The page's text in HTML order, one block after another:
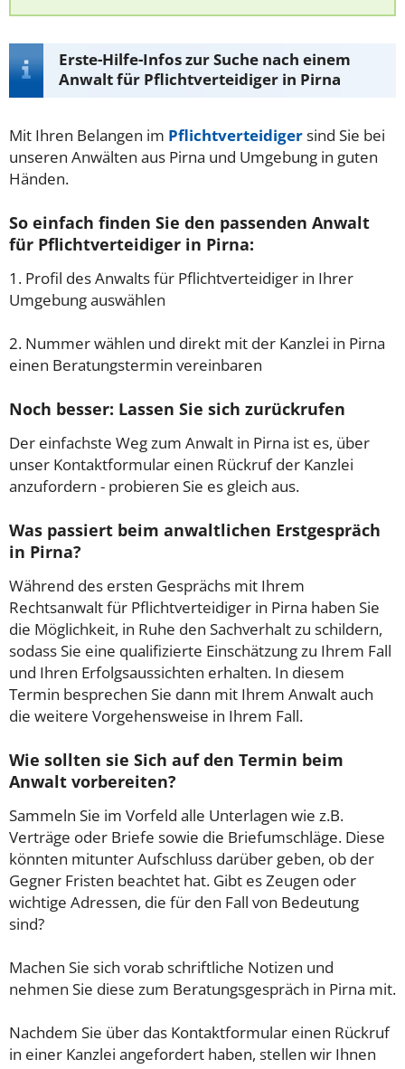
Erste-Hilfe-Infos zur Suche nach einem
Anwalt für Pflichtverteidiger in Pirna
Mit Ihren Belangen im Pflichtverteidigersind Sie bei
unseren Anwälten aus Pirna und Umgebung in guten
Händen.
So einfach finden Sie den passenden Anwalt
für Pflichtverteidiger in Pirna:
1. Profil des Anwalts für Pflichtverteidiger in Ihrer
Umgebung auswählen
2. Nummer wählen und direkt mit der Kanzlei in Pirna
einen Beratungstermin vereinbaren
Noch besser: Lassen Sie sich zurückrufen
Der einfachste Weg zum Anwalt in Pirna ist es, über
unser Kontaktformular einen Rückruf der Kanzlei
anzufordern - probieren Sie es gleich aus.
Was passiert beim anwaltlichen Erstgespräch
in Pirna?
Während des ersten Gesprächs mit Ihrem
Rechtsanwalt für Pflichtverteidiger in Pirna haben Sie
die Möglichkeit, in Ruhe den Sachverhalt zu schildern,
sodass Sie eine qualifizierte Einschätzung zu Ihrem Fall
und Ihren Erfolgsaussichten erhalten. In diesem
Termin besprechen Sie dann mit Ihrem Anwalt auch
die weitere Vorgehensweise in Ihrem Fall.
Wie sollten sie Sich auf den Termin beim
Anwalt vorbereiten?
Sammeln Sie im Vorfeld alle Unterlagen wie z.B.
Verträge oder Briefe sowie die Briefumschläge. Diese
könnten mitunter Aufschluss darüber geben, ob der
Gegner Fristen beachtet hat. Gibt es Zeugen oder
wichtige Adressen, die für den Fall von Bedeutung
sind?
Machen Sie sich vorab schriftliche Notizen und
nehmen Sie diese zum Beratungsgespräch in Pirna mit.
Nachdem Sie über das Kontaktformular einen Rückruf
in einer Kanzlei angefordert haben, stellen wir Ihnen